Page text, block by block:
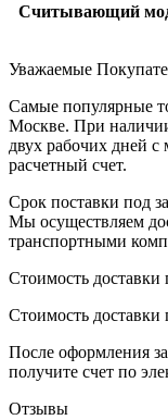
Считывающий
Уважаемые
Самые популярные
Москве. При наличии
двух рабочих дней
расчетный счет.
Срок поставки под
Мы осуществляем
транспортными
Стоимость доставки
Стоимость
После оформления
получите счет по
Отзывы